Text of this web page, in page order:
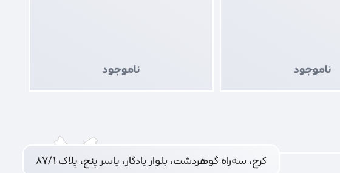
ناموجود ناموجود
کرج، سه‌راه گوهردشت، بلوار یادگار، یاسر پنج، پلاک ۸۷/۱